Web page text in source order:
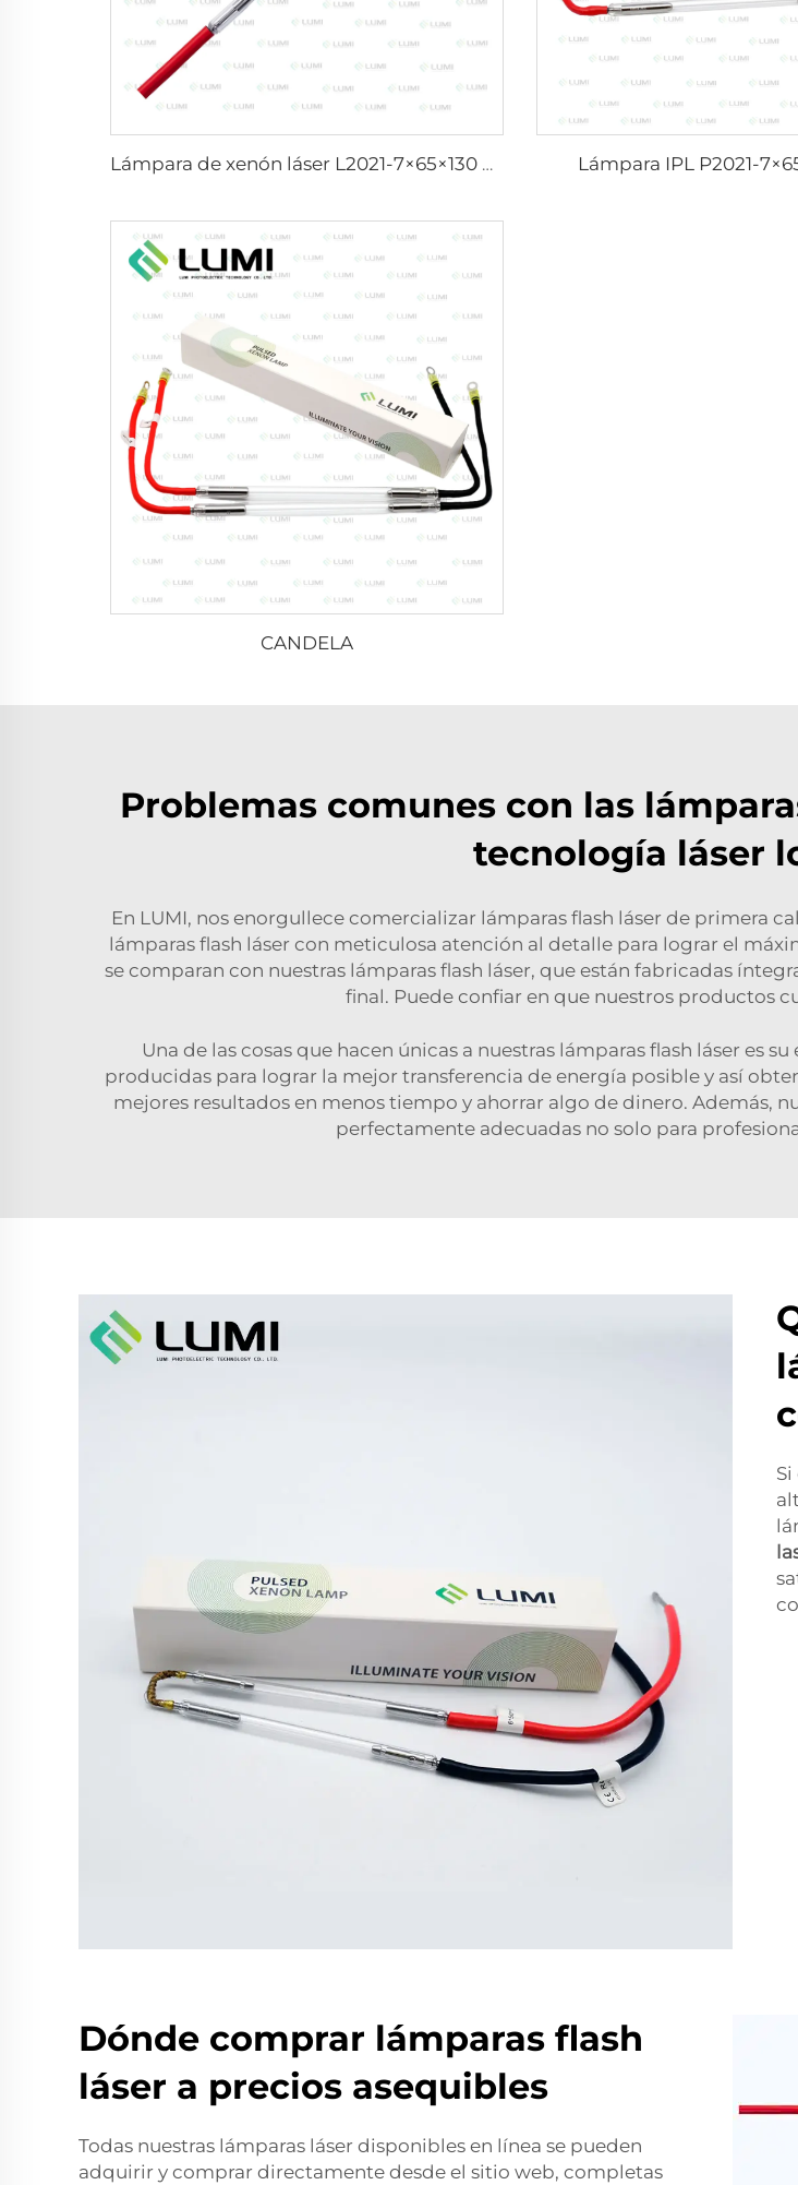
Lámpara de xenón láser L2021-7×65×130 mm Lámpara IPL P2021-
CANDELA
Problemas comunes con las
tecnología láser
En LUMI, nos enorgullece comercializar lámparas flash láser de primera
lámparas flash láser con meticulosa atención al detalle para lograr el
se comparan con nuestras lámparas flash láser, que están fabricadas
final. Puede confiar en que nuestros productos
Una de las cosas que hacen únicas a nuestras lámparas flash láser es
producidas para lograr la mejor transferencia de energía posible y así
mejores resultados en menos tiempo y ahorrar algo de dinero. Además,
perfectamente adecuadas no solo para
Dónde comprar lámparas flash
láser a precios asequibles
Todas nuestras lámparas láser disponibles en línea se pueden
adquirir y comprar directamente desde el sitio web, completas